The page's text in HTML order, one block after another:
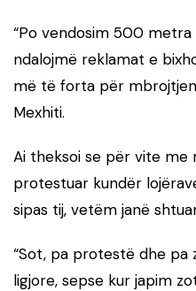
“Po vendosim 500
ndalojmë reklamat e
më të forta për mbrojtjen
Mexhiti.
Ai theksoi se për vite me
protestuar kundër
sipas tij, vetëm janë
“Sot, pa protestë dhe pa
ligjore, sepse kur japim